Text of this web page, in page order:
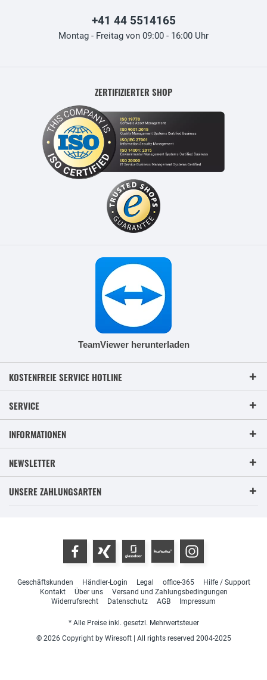
+41 44 5514165
Montag - Freitag von 09:00 - 16:00 Uhr
ZERTIFIZIERTER SHOP
TeamViewer herunterladen
KOSTENFREIE SERVICE HOTLINE
SERVICE
INFORMATIONEN
NEWSLETTER
UNSERE ZAHLUNGSARTEN
Geschäftskunden Händler-Login Legal office-365
Hilfe / Support
Kontakt
Über uns
Versand und Zahlungsbedingungen
Widerrufsrecht
Datenschutz AGB Impressum
* Alle Preise inkl. gesetzl. Mehrwertsteuer
© 2026 Copyright by Wiresoft | All rights reserved 2004-2025